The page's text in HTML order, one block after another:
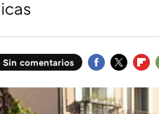
Sin comentarios